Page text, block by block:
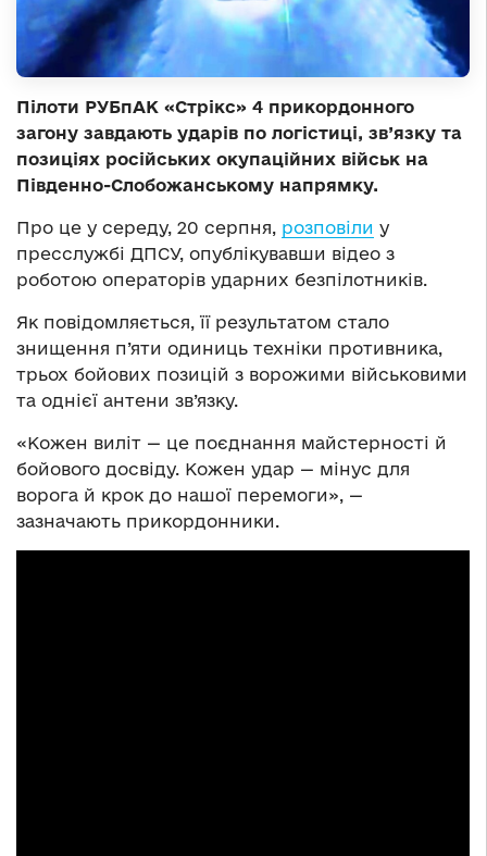
Пілоти РУБпАК «Стрікс» 4 прикордонного
загону завдають ударів по логістиці, зв’язку та
позиціях російських окупаційних військ на
Південно-Слобожанському напрямку.
Про це у середу, 20 серпня, розповіли у
пресслужбі ДПСУ, опублікувавши відео з
роботою операторів ударних безпілотників.
Як повідомляється, її результатом стало
знищення п’яти одиниць техніки противника,
трьох бойових позицій з ворожими військовими
та однієї антени зв’язку.
«Кожен виліт — це поєднання майстерності й
бойового досвіду. Кожен удар — мінус для
ворога й крок до нашої перемоги», —
зазначають прикордонники.